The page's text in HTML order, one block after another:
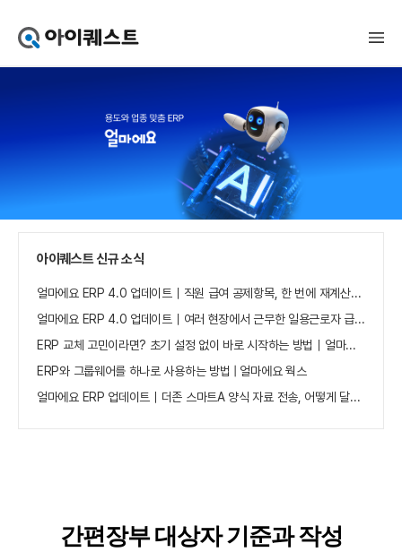
퀘
얼
마
가
기
아이퀘스트 신규 소식
얼마에요 ERP 4.0 업데이트｜직원 급여 공제항목, 한 번에 재계산하세요
얼마에요 ERP 4.0 업데이트｜여러 현장에서 근무한 일용근로자 급여, 현장별로 선택 수집하세요
ERP 교체 고민이라면? 초기 설정 없이 바로 시작하는 방법｜얼마에요 ERP
ERP와 그룹웨어를 하나로 사용하는 방법 | 얼마에요 웍스
얼마에요 ERP 업데이트｜더존 스마트A 양식 자료 전송, 어떻게 달라졌나요?
간편장부 대상자 기준과 작성